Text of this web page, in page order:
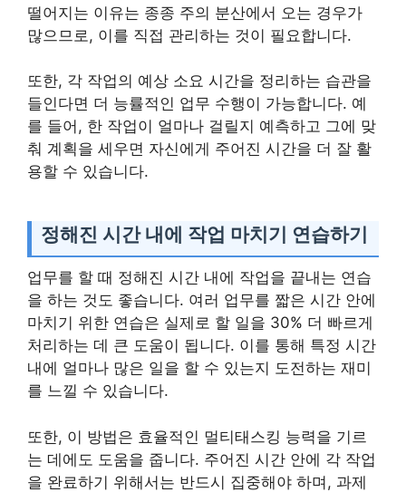
떨어지는 이유는 종종 주의 분산에서 오는 경우가
많으므로, 이를 직접 관리하는 것이 필요합니다.
또한, 각 작업의 예상 소요 시간을 정리하는 습관을
들인다면 더 능률적인 업무 수행이 가능합니다. 예
를 들어, 한 작업이 얼마나 걸릴지 예측하고 그에 맞
춰 계획을 세우면 자신에게 주어진 시간을 더 잘 활
용할 수 있습니다.
정해진 시간 내에 작업 마치기 연습하기
업무를 할 때 정해진 시간 내에 작업을 끝내는 연습
을 하는 것도 좋습니다. 여러 업무를 짧은 시간 안에
마치기 위한 연습은 실제로 할 일을 30% 더 빠르게
처리하는 데 큰 도움이 됩니다. 이를 통해 특정 시간
내에 얼마나 많은 일을 할 수 있는지 도전하는 재미
를 느낄 수 있습니다.
또한, 이 방법은 효율적인 멀티태스킹 능력을 기르
는 데에도 도움을 줍니다. 주어진 시간 안에 각 작업
을 완료하기 위해서는 반드시 집중해야 하며, 과제